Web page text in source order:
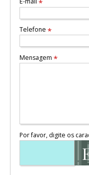
*
Telefone *
Mensagem *
Por favor, digite os